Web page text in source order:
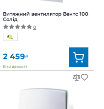
Витяжний вентилятор Вентс 100
Солід
0
2 459₴
В наявності
Вентс
0688063189
100 мм